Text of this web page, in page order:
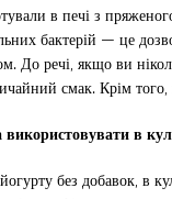
в печі з
бактерій — це
До речі, якщо ви
смак. Крім
в
без добавок, в